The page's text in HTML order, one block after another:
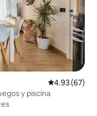
Calificación
4.93 (67)
y piscina